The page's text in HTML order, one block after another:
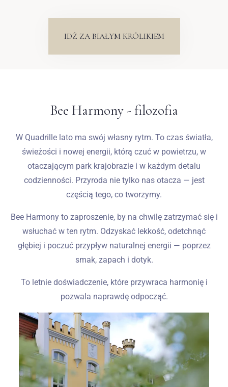
IDŻ ZA BIAŁYM KRÓLIKIEM
Bee Harmony - filozofia
W Quadrille lato ma swój własny rytm. To czas światła,
świeżości i nowej energii, którą czuć w powietrzu, w
otaczającym park krajobrazie i w każdym detalu
codzienności. Przyroda nie tylko nas otacza — jest
częścią tego, co tworzymy.
Bee Harmony to zaproszenie, by na chwilę zatrzymać się i
wsłuchać w ten rytm. Odzyskać lekkość, odetchnąć
głębiej i poczuć przypływ naturalnej energii — poprzez
smak, zapach i dotyk.
To letnie doświadczenie, które przywraca harmonię i
pozwala naprawdę odpocząć.